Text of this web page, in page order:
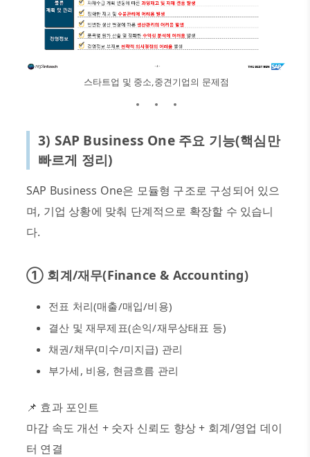
스타트업 및 중소,중견기업의 문제점
3) SAP Business One 주요 기능(핵심만
빠르게 정리)
SAP Business One은 모듈형 구조로 구성되어 있으
며, 기업 상황에 맞춰 단계적으로 확장할 수 있습니
다.
① 회계/재무(Finance & Accounting)
전표 처리(매출/매입/비용)
결산 및 재무제표(손익/재무상태표 등)
채권/채무(미수/미지급) 관리
부가세 , 비용, 현금흐름 관리
📌 효과 포인트
마감 속도 개선 + 숫자 신뢰도 향상+ 회계/영업 데이
터 연결